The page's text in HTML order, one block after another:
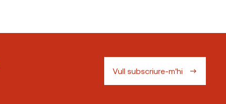
Vull subscriure-m'hi